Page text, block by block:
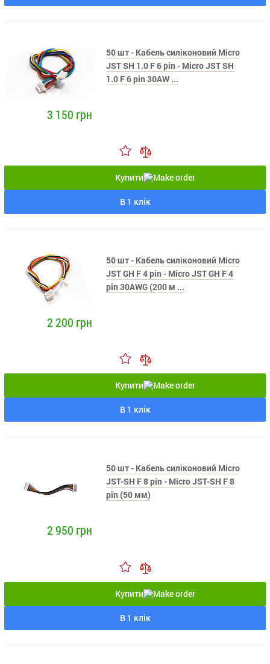
50 шт - Кабель силіконовий Micro
JST SH 1.0 F 6 pin - Micro JST SH
1.0 F 6 pin 30AW ...
3 150 грн
Купити
В 1 клік
50 шт - Кабель силіконовий Micro
JST GH F 4 pin - Micro JST GH F 4
pin 30AWG (200 м ...
2 200 грн
Купити
В 1 клік
50 шт - Кабель силіконовий Micro
JST-SH F 8 pin - Micro JST-SH F 8
pin (50 мм)
2 950 грн
Купити
В 1 клік